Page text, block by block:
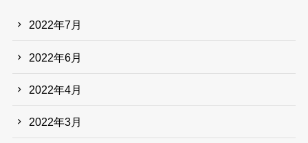
2022年7月
2022年6月
2022年4月
2022年3月